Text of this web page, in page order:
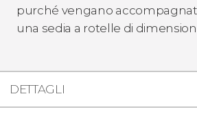
purché vengano
una sedia a rotelle di
DETTAGLI